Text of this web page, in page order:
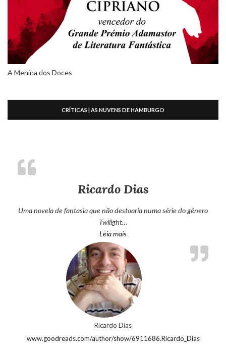
A Menina dos Doces
CRÍTICAS | AS NUVENS DE HAMBURGO
Ricardo Dias
Uma novela de fantasia que não destoaria numa série do género
Twilight…
Leia mais“Ricardo Dias”
Ricardo Dias
www.goodreads.com/author/show/6911686.Ricardo_Dias